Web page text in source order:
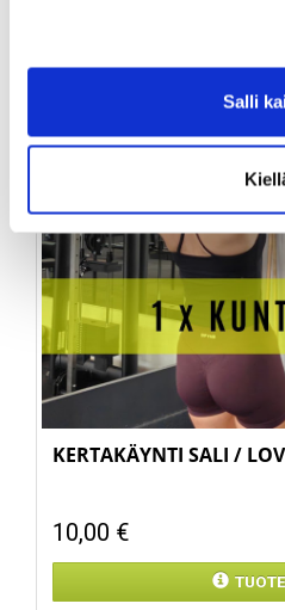
Salli
KERTAKÄYNTI SALI /
10,00 €